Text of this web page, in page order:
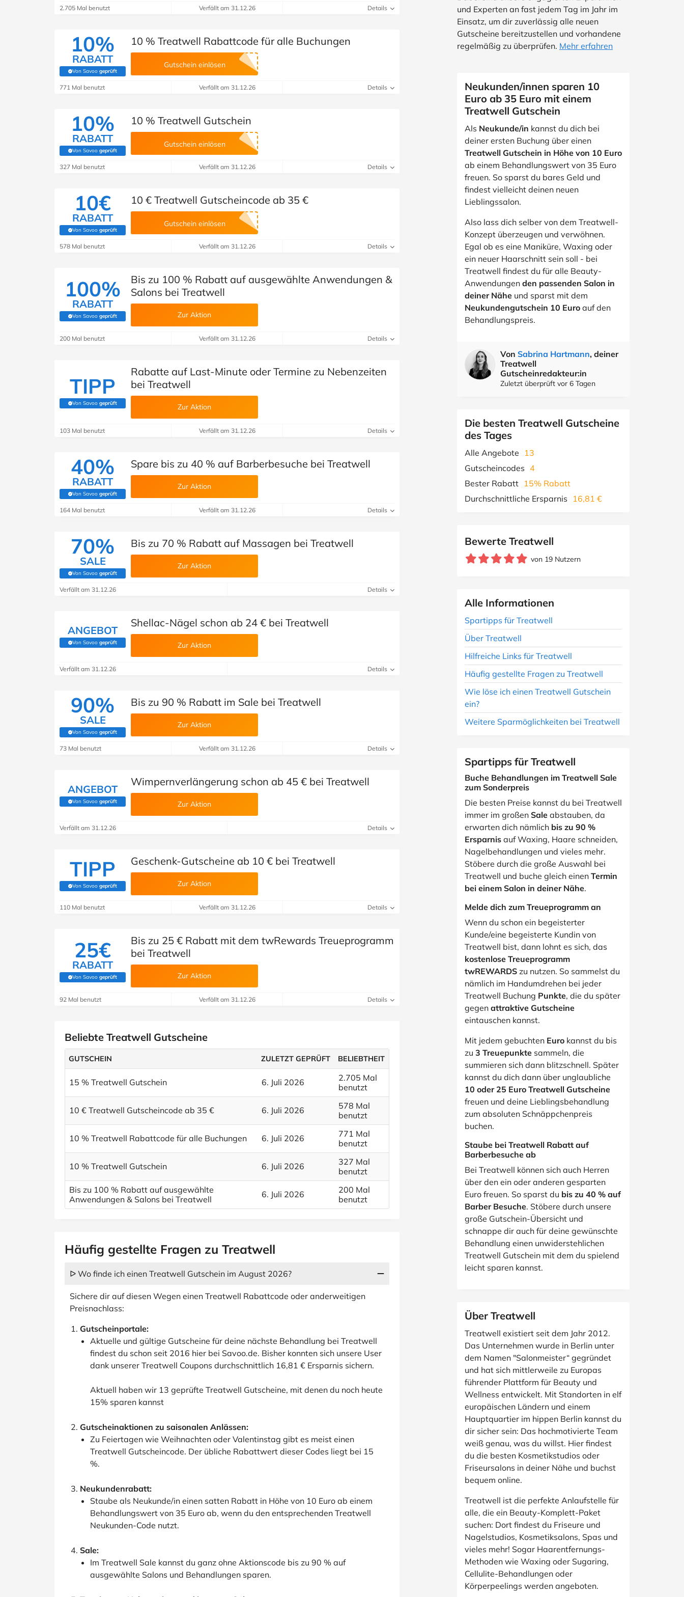
2.705 Mal benutzt Verfällt am 31.12.26 Details
10%
RABATT
Von Savoo geprüft
(Von Savoo geprüft)
10 % Treatwell Rabattcode für alle Buchungen
Gutschein einlösen
771 Mal benutzt Verfällt am 31.12.26 Details
10%
RABATT
Von Savoo geprüft
(Von Savoo geprüft)
10 % Treatwell Gutschein
Gutschein einlösen
327 Mal benutzt Verfällt am 31.12.26 Details
10€
RABATT
Von Savoo geprüft
(Von Savoo geprüft)
10 € Treatwell Gutscheincode ab 35 €
Gutschein einlösen
578 Mal benutzt Verfällt am 31.12.26 Details
100%
RABATT
Von Savoo geprüft
(Von Savoo geprüft)
Bis zu 100 % Rabatt auf ausgewählte Anwendungen &
Salons bei Treatwell
Zur Aktion
200 Mal benutzt Verfällt am 31.12.26 Details
TIPP
Von Savoo geprüft
(Von Savoo geprüft)
Rabatte auf Last-Minute oder Termine zu Nebenzeiten
bei Treatwell
Zur Aktion
103 Mal benutzt Verfällt am 31.12.26 Details
40%
RABATT
Von Savoo geprüft
(Von Savoo geprüft)
Spare bis zu 40 % auf Barberbesuche bei Treatwell
Zur Aktion
164 Mal benutzt Verfällt am 31.12.26 Details
70%
SALE
Von Savoo geprüft
(Von Savoo geprüft)
Bis zu 70 % Rabatt auf Massagen bei Treatwell
Zur Aktion
Verfällt am 31.12.26 Details
ANGEBOT
Von Savoo geprüft
(Von Savoo geprüft)
Shellac-Nägel schon ab 24 € bei Treatwell
Zur Aktion
Verfällt am 31.12.26 Details
90%
SALE
Von Savoo geprüft
(Von Savoo geprüft)
Bis zu 90 % Rabatt im Sale bei Treatwell
Zur Aktion
73 Mal benutzt Verfällt am 31.12.26 Details
ANGEBOT
Von Savoo geprüft
(Von Savoo geprüft)
Wimpernverlängerung schon ab 45 € bei Treatwell
Zur Aktion
Verfällt am 31.12.26 Details
TIPP
Von Savoo geprüft
(Von Savoo geprüft)
Geschenk-Gutscheine ab 10 € bei Treatwell
Zur Aktion
110 Mal benutzt Verfällt am 31.12.26 Details
25€
RABATT
Von Savoo geprüft
(Von Savoo geprüft)
Bis zu 25 € Rabatt mit dem twRewards Treueprogramm
bei Treatwell
Zur Aktion
92 Mal benutzt Verfällt am 31.12.26 Details
Beliebte Treatwell Gutscheine
GUTSCHEIN ZULETZT GEPRÜFT BELIEBTHEIT
15 % Treatwell Gutschein 6. Juli 2026
2.705 Mal
benutzt
10 € Treatwell Gutscheincode ab 35 € 6. Juli 2026
578 Mal
benutzt
10 % Treatwell Rabattcode für alle Buchungen 6. Juli 2026
771 Mal
benutzt
10 % Treatwell Gutschein 6. Juli 2026
327 Mal
benutzt
Bis zu 100 % Rabatt auf ausgewählte
Anwendungen & Salons bei Treatwell
6. Juli 2026
200 Mal
benutzt
und Experten an fast jedem Tag im Jahr im
Einsatz, um dir zuverlässig alle neuen
Gutscheine bereitzustellen und vorhandene
regelmäßig zu überprüfen. Mehr erfahren
Neukunden/innen sparen 10
Euro ab 35 Euro mit einem
Treatwell Gutschein
Als Neukunde/in kannst du dich bei
deiner ersten Buchung über einen
Treatwell Gutschein in Höhe von 10 Euro
ab einem Behandlungswert von 35 Euro
freuen. So sparst du bares Geld und
findest vielleicht deinen neuen
Lieblingssalon.
Also lass dich selber von dem Treatwell-
Konzept überzeugen und verwöhnen.
Egal ob es eine Maniküre, Waxing oder
ein neuer Haarschnitt sein soll - bei
Treatwell findest du für alle Beauty-
Anwendungen den passenden Salon in
deiner Nähe und sparst mit dem
Neukundengutschein 10 Euro auf den
Behandlungspreis.
Von Sabrina Hartmann, deiner
Treatwell
Gutscheinredakteur:in
Zuletzt überprüft vor 6 Tagen
Die besten Treatwell Gutscheine
des Tages
Alle Angebote
13
Gutscheincodes 4
Bester Rabatt 15% Rabatt
Durchschnittliche Ersparnis
16,81 €
Bewerte Treatwell
von 19 Nutzern
Alle Informationen
Spartipps für Treatwell
Über Treatwell
Hilfreiche Links für Treatwell
Häufig gestellte Fragen zu Treatwell
Wie löse ich einen Treatwell Gutschein
ein?
Weitere Sparmöglichkeiten bei Treatwell
Spartipps für Treatwell
Buche Behandlungen im Treatwell Sale
zum Sonderpreis
Die besten Preise kannst du bei Treatwell
immer im großen Sale abstauben, da
erwarten dich nämlich bis zu 90 %
Ersparnis auf Waxing, Haare schneiden,
Nagelbehandlungen und vieles mehr.
Stöbere durch die große Auswahl bei
Treatwell und buche gleich einen Termin
bei einem Salon in deiner Nähe.
Melde dich zum Treueprogramm an
Wenn du schon ein begeisterter
Kunde/eine begeisterte Kundin von
Treatwell bist, dann lohnt es sich, das
kostenlose Treueprogramm
twREWARDS zu nutzen. So sammelst du
nämlich im Handumdrehen bei jeder
Treatwell Buchung Punkte, die du später
gegen attraktive Gutscheine
eintauschen kannst.
Mit jedem gebuchten Euro kannst du bis
zu 3 Treuepunkte sammeln, die
summieren sich dann blitzschnell. Später
kannst du dich dann über unglaubliche
10 oder 25 Euro Treatwell Gutscheine
freuen und deine Lieblingsbehandlung
zum absoluten Schnäppchenpreis
buchen.
Staube bei Treatwell Rabatt auf
Barberbesuche ab
Bei Treatwell können sich auch Herren
über den ein oder anderen gesparten
Euro freuen. So sparst du bis zu 40 % auf
Barber Besuche. Stöbere durch unsere
große Gutschein-Übersicht und
schnappe dir auch für deine gewünschte
Behandlung einen unwiderstehlichen
Treatwell Gutschein mit dem du spielend
leicht sparen kannst.
Über Treatwell
Treatwell existiert seit dem Jahr 2012.
Das Unternehmen wurde in Berlin unter
dem Namen "Salonmeister“ gegründet
und hat sich mittlerweile zu Europas
führender Plattform für Beauty und
Wellness entwickelt. Mit Standorten in elf
europäischen Ländern und einem
Hauptquartier im hippen Berlin kannst du
dir sicher sein: Das hochmotivierte Team
weiß genau, was du willst. Hier findest
du die besten Kosmetikstudios oder
Friseursalons in deiner Nähe und buchst
bequem online.
Treatwell ist die perfekte Anlaufstelle für
alle, die ein Beauty-Komplett-Paket
suchen: Dort findest du Friseure und
Nagelstudios, Kosmetiksalons, Spas und
vieles mehr! Sogar Haarentfernungs-
Methoden wie Waxing oder Sugaring,
Cellulite-Behandlungen oder
Körperpeelings werden angeboten.
Häufig gestellte Fragen zu Treatwell
ᐅ Wo finde ich einen Treatwell Gutschein im August 2026?
Sichere dir auf diesen Wegen einen Treatwell Rabattcode oder anderweitigen
Preisnachlass:
Gutscheinportale:
Aktuelle und gültige Gutscheine für deine nächste Behandlung bei Treatwell
findest du schon seit 2016 hier bei Savoo.de. Bisher konnten sich unsere User
dank unserer Treatwell Coupons durchschnittlich 16,81 € Ersparnis sichern.
Aktuell haben wir 13 geprüfte Treatwell Gutscheine, mit denen du noch heute
15% sparen kannst
Gutscheinaktionen zu saisonalen Anlässen:
Zu Feiertagen wie Weihnachten oder Valentinstag gibt es meist einen
Treatwell Gutscheincode. Der übliche Rabattwert dieser Codes liegt bei 15
%.
Neukundenrabatt:
Staube als Neukunde/in einen satten Rabatt in Höhe von 10 Euro ab einem
Behandlungswert von 35 Euro ab, wenn du den entsprechenden Treatwell
Neukunden-Code nutzt.
Sale:
Im Treatwell Sale kannst du ganz ohne Aktionscode bis zu 90 % auf
ausgewählte Salons und Behandlungen sparen.